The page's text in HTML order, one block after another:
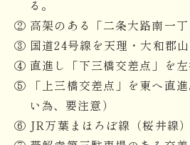
る。
② 高架のある「二条大路南一丁
③ 国道24号線を天理・大和郡山
④ 直進し「下三橋交差点」を左
⑤ 「上三橋交差点」を東へ直
い為、要注意）
⑥ JR万葉まほろぼ線（桜井線）